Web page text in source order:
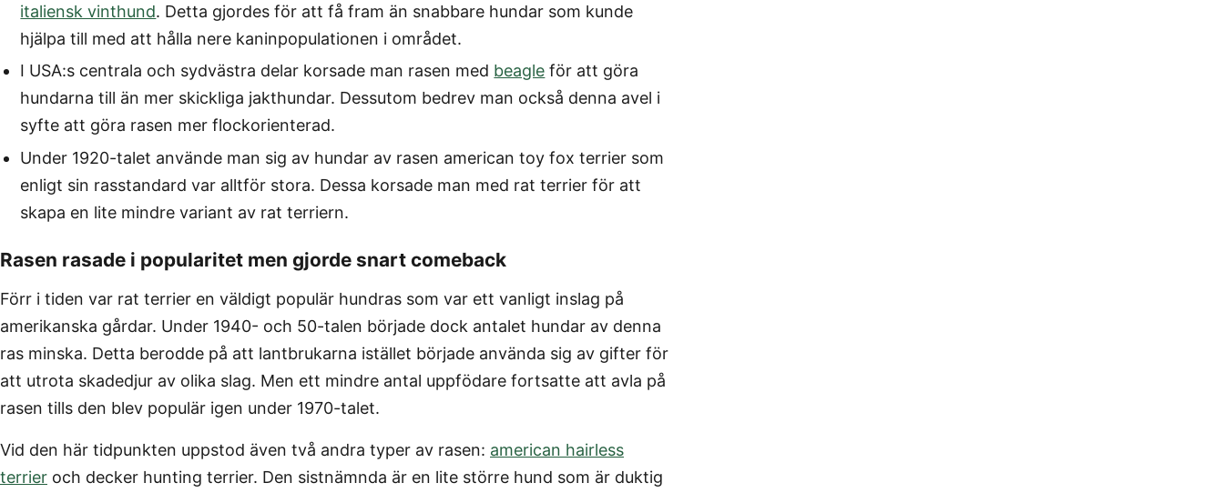
italiensk vinthund. Detta gjordes för att få fram än snabbare hundar som kunde
hjälpa till med att hålla nere kaninpopulationen i området.
I USA:s centrala och sydvästra delar korsade man rasen med beagle för att göra
hundarna till än mer skickliga jakthundar. Dessutom bedrev man också denna avel i
syfte att göra rasen mer flockorienterad.
Under 1920-talet använde man sig av hundar av rasen american toy fox terrier som
enligt sin rasstandard var alltför stora. Dessa korsade man med rat terrier för att
skapa en lite mindre variant av rat terriern.
Rasen rasade i popularitet men gjorde snart comeback
Förr i tiden var rat terrier en väldigt populär hundras som var ett vanligt inslag på
amerikanska gårdar. Under 1940- och 50-talen började dock antalet hundar av denna
ras minska. Detta berodde på att lantbrukarna istället började använda sig av gifter för
att utrota skadedjur av olika slag. Men ett mindre antal uppfödare fortsatte att avla på
rasen tills den blev populär igen under 1970-talet.
Vid den här tidpunkten uppstod även två andra typer av rasen: american hairless
terrier och decker hunting terrier. Den sistnämnda är en lite större hund som är duktig